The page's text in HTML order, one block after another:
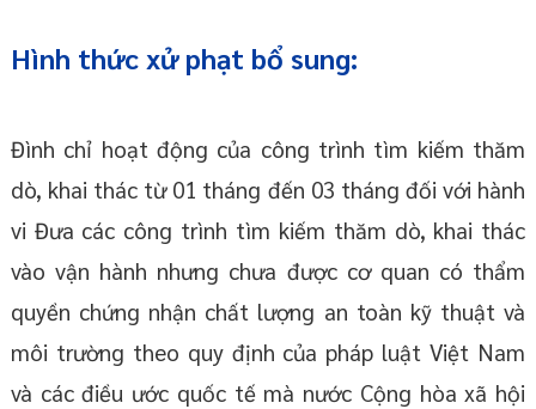
Hình thức xử phạt bổ sung:
Đình chỉ hoạt động của công trình tìm kiếm thăm
dò, khai thác từ 01 tháng đến 03 tháng đối với hành
vi Đưa các công trình tìm kiếm thăm dò, khai thác
vào vận hành nhưng chưa được cơ quan có thẩm
quyền chứng nhận chất lượng an toàn kỹ thuật và
môi trường theo quy định của pháp luật Việt Nam
và các điều ước quốc tế mà nước Cộng hòa xã hội